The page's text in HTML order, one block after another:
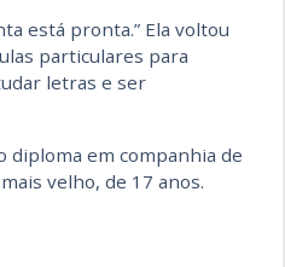
está pronta.” Ela voltou
particulares para
letras e ser
diploma em companhia de
velho, de 17 anos.